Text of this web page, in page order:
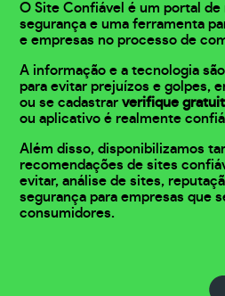
O Site Confiável é um portal
segurança e uma ferramenta
e empresas no processo de
A informação e a tecnologia
para evitar prejuízos e golpes,
ou se cadastrarverifique
ou aplicativo é realmente
Além disso, disponibilizamos
recomendações de sites
evitar, análise de sites,
segurança para empresas que
consumidores.